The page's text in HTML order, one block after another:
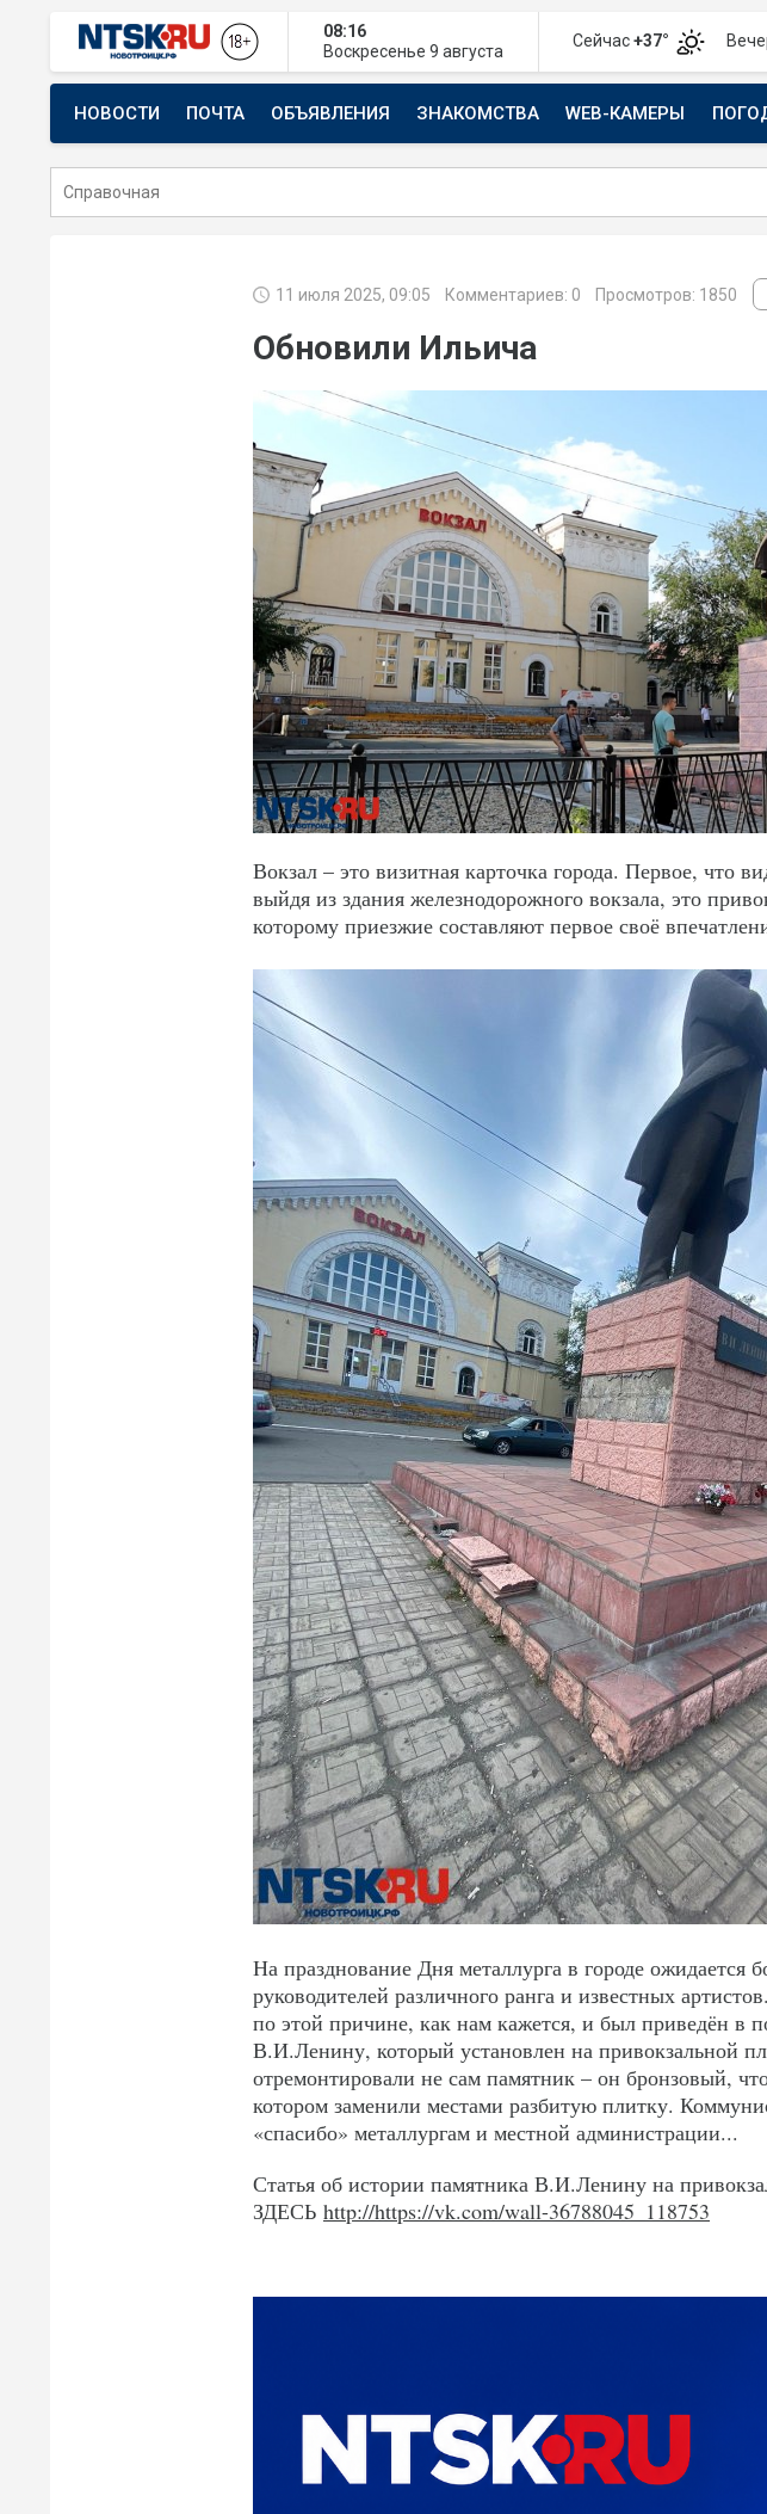
08:16
Воскресенье 9 августа
Сейчас+37°
НОВОСТИ ПОЧТА ОБЪЯВЛЕНИЯ ЗНАКОМСТВА WEB-КАМЕРЫ
СТРОИТЕЛЬСТВО И РЕМОНТ
11 июля 2025, 09:05 Комментариев: 0 Просмотров: 1850
Обновили Ильича
Вокзал – это визитная карточка города. Первое, что
выйдя из здания железнодорожного вокзала, это
которому приезжие составляют первое своё
На празднование Дня металлурга в городе ожидается
руководителей различного ранга и известных
по этой причине, как нам кажется, и был приведён в
В.И.Ленину, который установлен на привокзальной
отремонтировали не сам памятник – он бронзовый,
котором заменили местами разбитую плитку.
«спасибо» металлургам и местной администрации...
Статья об истории памятника В.И.Ленину на
ЗДЕСЬ http://https://vk.com/wall-36788045_118753